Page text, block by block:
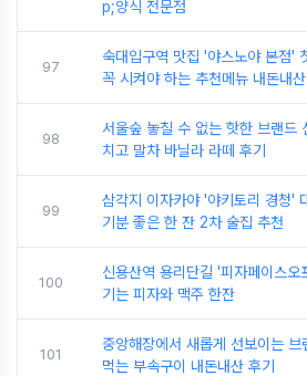
p;양식 전문점
97
숙대입구역 맛집 '야스노야 본점'
꼭 시켜야 하는 추천메뉴 내돈내
98
서울숲 놓칠 수 없는 핫한 브랜드
치고 말차 바닐라 라떼 후기
99
삼각지 이자카야 '야키토리 경청'
기분 좋은 한 잔 2차 술집 추천
100
신용산역 용리단길 '피자페이스
기는 피자와 맥주 한잔
101
중앙해장에서 새롭게 선보이는
먹는 부속구이 내돈내산 후기